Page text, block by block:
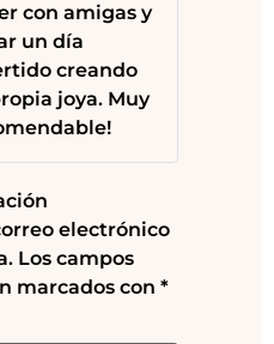
con amigas y
un día
creando
joya. Muy
electrónico
Los campos
marcados con *